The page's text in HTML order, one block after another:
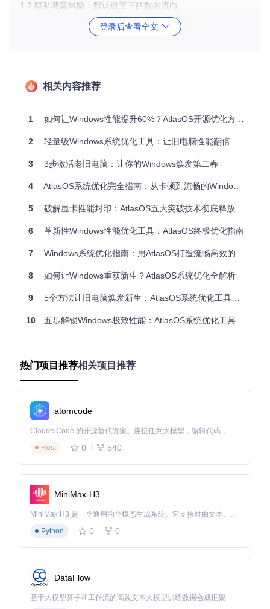
1.2 隐私泄露风险：默认设置下的数据流向
当你使用默认Windows系统时，微软会收集大量用户数据，包
括你的使用习惯、应用程序偏好甚至硬件配置。这些数据通过
什么很多用户发现优化效果短暂，系统很快又回到卡顿状态。
效的设计理念
二、解决方案：AtlasOS的四大优化引擎
2.1 服务精简引擎：释放系统资源
AtlasOS通过智能分析系统服务依赖关系，安全禁用不必要的
留核心功能所需的服务，将后台进程数量从130-200个减少到
2.2 注册表深度优化：系统参数调校
通过修改关键注册表项，AtlasOS优化文件系统缓存策略、调
存策略可将文件读写速度提升20-30%，特别适合机械硬盘用
AtlasOS彻底禁用Windows遥测功能、关闭诊断数据上传通道
并阻止用户体验改善计划。所有隐私设置都符合GDPR标准，
让你的使用数据真正属于自己。
2.4 组件管理系统：按需定制功能
通过模块化设计，AtlasOS允许你根据需求启用或禁用系统组
件。从Windows Defender到Edge浏览器，每个组件都可以单
AtlasOS浅色主题界面：展示优化后的系统视觉体验，兼顾性
能与美观
3.1 环境准备检查清单
Windows 10/11 22H2或更新版本
管理员权限账户
登录后查看全文
相关内容推荐
1 如何让Windows性能提升60%？AtlasOS开源优化方案全解析
2 轻量级Windows系统优化工具：让旧电脑性能翻倍的开源方案
3 3步激活老旧电脑：让你的Windows焕发第二春
4 AtlasOS系统优化完全指南：从卡顿到流畅的Windows性能提升方案
5 破解显卡性能封印：AtlasOS五大突破技术彻底释放GPU潜能
6 革新性Windows性能优化工具：AtlasOS终极优化指南
7 Windows系统优化指南：用AtlasOS打造流畅高效的电脑环境
8 如何让Windows重获新生？AtlasOS系统优化全解析
9 5个方法让旧电脑焕发新生：AtlasOS系统优化工具深度评测
10 五步解锁Windows极致性能：AtlasOS系统优化工具全指南
热门项目推荐相关项目推荐
atomcode
Claude Code 的开源替代方案。连接任意大模型，编辑代码，运行命令，自动验证 — 全自动执行。用 Rust 构建，极致性能。 ｜ An open-source alternative to Claude Code. Connect any LLM, edit code, run commands, and verify changes — autonomously. Built in Rust for speed. Get Started
Rust
0 540
MiniMax-H3
MiniMax H3 是一个通用的全模态生成系统。它支持对由文本、图像、视频和音频组成的多模态上下文进行统一理解，并能生成分辨率高达 2K、时长可达 15 秒的带原生立体声音频的视频。得益于面向任务泛化的系统设计，H3 在预训练阶段就已具备广泛的多模态上下文理解与生成能力，能够出色地执行复杂的多模态指令。
Python
0 0
DataFlow
基于大模型算子和工作流的高效文本大模型训练数据合成框架